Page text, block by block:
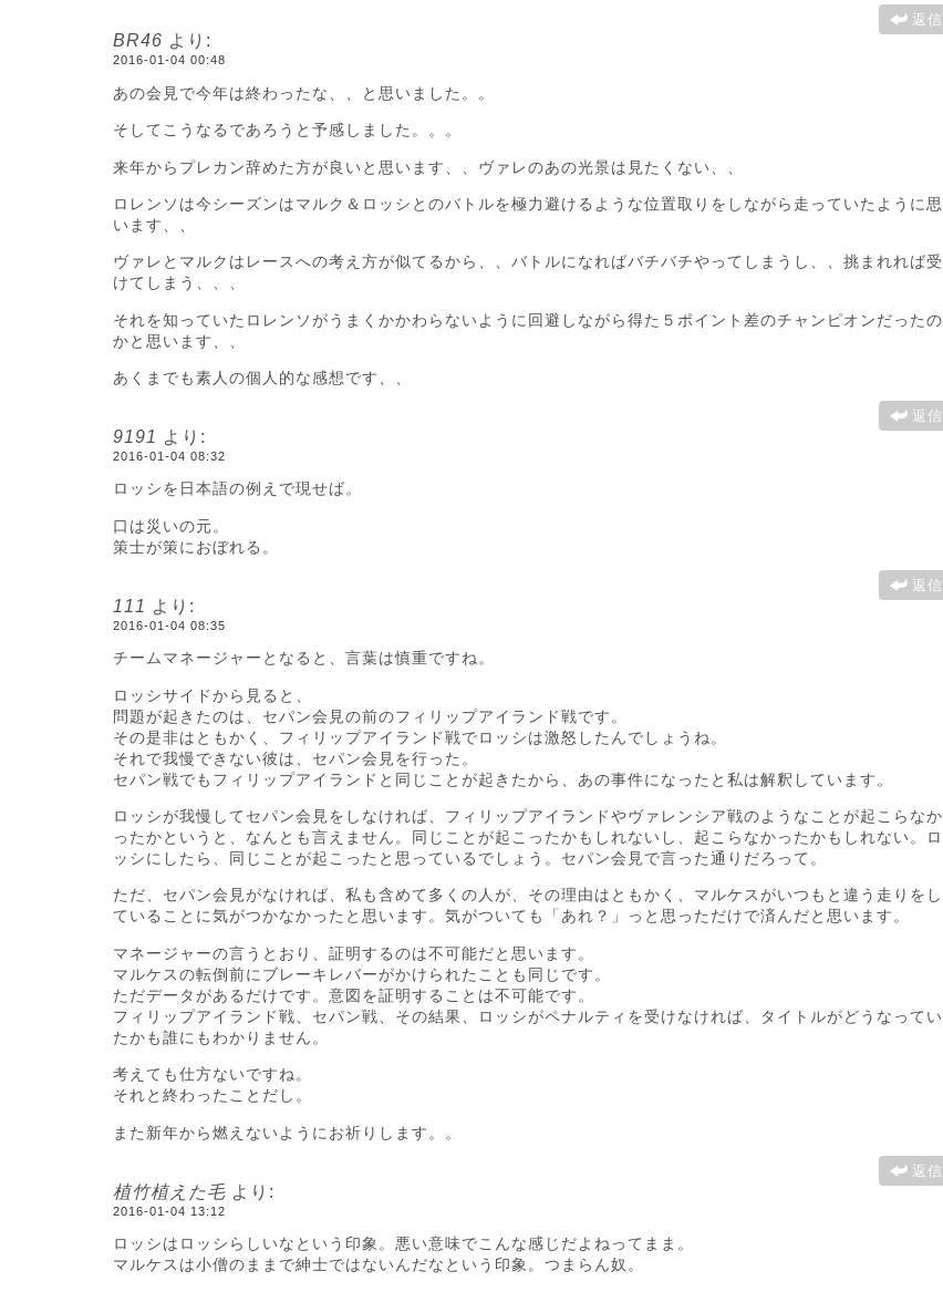
返信
BR46 より:
2016-01-04 00:48
あの会見で今年は終わったな、、と思いました。。
そしてこうなるであろうと予感しました。。。
来年からプレカン辞めた方が良いと思います、、ヴァレのあの光景は見たくない、、
ロレンソは今シーズンはマルク＆ロッシとのバトルを極力避けるような位置取りをしながら走っていたように思
います、、
ヴァレとマルクはレースへの考え方が似てるから、、バトルになればバチバチやってしまうし、、挑まれれば受
けてしまう、、、
それを知っていたロレンソがうまくかかわらないように回避しながら得た５ポイント差のチャンピオンだったの
かと思います、、
あくまでも素人の個人的な感想です、、
返信
9191 より:
2016-01-04 08:32
ロッシを日本語の例えで現せば。
口は災いの元。
策士が策におぼれる。
返信
111 より:
2016-01-04 08:35
チームマネージャーとなると、言葉は慎重ですね。
ロッシサイドから見ると、
問題が起きたのは、セパン会見の前のフィリップアイランド戦です。
その是非はともかく、フィリップアイランド戦でロッシは激怒したんでしょうね。
それで我慢できない彼は、セパン会見を行った。
セパン戦でもフィリップアイランドと同じことが起きたから、あの事件になったと私は解釈しています。
ロッシが我慢してセパン会見をしなければ、フィリップアイランドやヴァレンシア戦のようなことが起こらなか
ったかというと、なんとも言えません。同じことが起こったかもしれないし、起こらなかったかもしれない。ロ
ッシにしたら、同じことが起こったと思っているでしょう。セパン会見で言った通りだろって。
ただ、セパン会見がなければ、私も含めて多くの人が、その理由はともかく、マルケスがいつもと違う走りをし
ていることに気がつかなかったと思います。気がついても「あれ？」っと思っただけで済んだと思います。
マネージャーの言うとおり、証明するのは不可能だと思います。
マルケスの転倒前にブレーキレバーがかけられたことも同じです。
ただデータがあるだけです。意図を証明することは不可能です。
フィリップアイランド戦、セパン戦、その結果、ロッシがペナルティを受けなければ、タイトルがどうなってい
たかも誰にもわかりません。
考えても仕方ないですね。
それと終わったことだし。
また新年から燃えないようにお祈りします。。
返信
植竹植えた毛 より:
2016-01-04 13:12
ロッシはロッシらしいなという印象。悪い意味でこんな感じだよねってまま。
マルケスは小僧のままで紳士ではないんだなという印象。つまらん奴。